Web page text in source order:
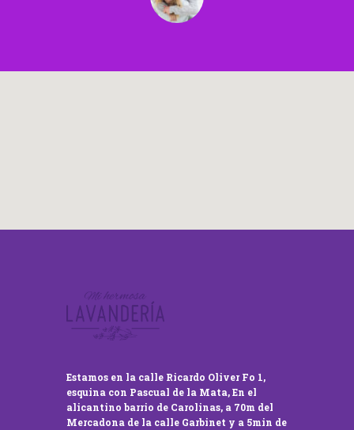
Estamos en la calle Ricardo Oliver Fo 1,
esquina con Pascual de la Mata, En el
alicantino barrio de Carolinas, a 70m del
Mercadona de la calle Garbinet y a 5min de